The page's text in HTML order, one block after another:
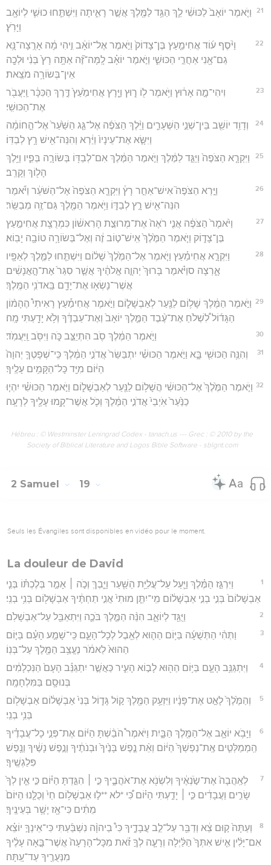
21
וַיֹּ֤אמֶר יוֹאָב֙ לַכּוּשִׁ֔י לֵ֛ךְ הַגֵּ֥ד לַמֶּ֖לֶךְ אֲשֶׁ֣ר רָאִ֑יתָה וַיִּשְׁתַּ֧חוּ כוּשִׁ֛י לְיוֹאָ֖ב
וַיָּרֹֽץ׃
22
וַיֹּ֨סֶף ע֜וֹד אֲחִימַ֤עַץ בֶּן־צָדוֹק֙ וַיֹּ֣אמֶר אֶל־יוֹאָ֔ב וִ֣יהִי מָ֔ה אָרֻֽצָה־נָּ֥א
גַם־אָ֖נִי אַחֲרֵ֣י הַכּוּשִׁ֑י וַיֹּ֣אמֶר יוֹאָ֗ב לָֽמָּה־זֶּ֞ה אַתָּ֥ה רָץ֙ בְּנִ֔י וּלְכָ֖ה
אֵין־בְּשׂוֹרָ֥ה מֹצֵֽאת׃
23
וִיהִי־מָ֣ה אָר֔וּץ וַיֹּ֥אמֶר ל֖וֹ ר֑וּץ וַיָּ֤רָץ אֲחִימַ֙עַץ֙ דֶּ֣רֶךְ הַכִּכָּ֔ר וַֽיַּעֲבֹ֖ר
אֶת־הַכּוּשִֽׁי׃
24
וְדָוִ֥ד יוֹשֵׁ֖ב בֵּין־שְׁנֵ֣י הַשְּׁעָרִ֑ים וַיֵּ֨לֶךְ הַצֹּפֶ֜ה אֶל־גַּ֤ג הַשַּׁ֙עַר֙ אֶל־הַ֣חוֹמָ֔ה
וַיִּשָּׂ֤א אֶת־עֵינָיו֙ וַיַּ֔רְא וְהִנֵּה־אִ֖ישׁ רָ֥ץ לְבַדּֽוֹ׃
25
וַיִּקְרָ֤א הַצֹּפֶה֙ וַיַּגֵּ֣ד לַמֶּ֔לֶךְ וַיֹּ֣אמֶר הַמֶּ֔לֶךְ אִם־לְבַדּ֖וֹ בְּשׂוֹרָ֣ה בְּפִ֑יו וַיֵּ֥לֶךְ
הָל֖וֹךְ וְקָרֵֽב׃
26
וַיַּ֣רְא הַצֹּפֶה֮ אִישׁ־אַחֵ֣ר רָץ֒ וַיִּקְרָ֤א הַצֹּפֶה֙ אֶל־הַשֹּׁעֵ֔ר וַיֹּ֕אמֶר
הִנֵּה־אִ֖ישׁ רָ֣ץ לְבַדּ֑וֹ וַיֹּ֥אמֶר הַמֶּ֖לֶךְ גַּם־זֶ֥ה מְבַשֵּֽׂר׃
27
וַיֹּ֙אמֶר֙ הַצֹּפֶ֔ה אֲנִ֤י רֹאֶה֙ אֶת־מְרוּצַ֣ת הָרִאשׁ֔וֹן כִּמְרֻצַ֖ת אֲחִימַ֣עַץ
בֶּן־צָד֑וֹק וַיֹּ֤אמֶר הַמֶּ֙לֶךְ֙ אִֽישׁ־ט֣וֹב זֶ֔ה וְאֶל־בְּשׂוֹרָ֥ה טוֹבָ֖ה יָבֽוֹא׃
28
וַיִּקְרָ֣א אֲחִימַ֗עַץ וַיֹּ֤אמֶר אֶל־הַמֶּ֙לֶךְ֙ שָׁל֔וֹם וַיִּשְׁתַּ֧חוּ לַמֶּ֛לֶךְ לְאַפָּ֖יו
אָ֑רְצָה סוַיֹּ֗אמֶר בָּרוּךְ֙ יְהוָ֣ה אֱלֹהֶ֔יךָ אֲשֶׁ֤ר סִגַּר֙ אֶת־הָ֣אֲנָשִׁ֔ים
אֲשֶׁר־נָשְׂא֥וּ אֶת־יָדָ֖ם בַּֽאדֹנִ֥י הַמֶּֽלֶךְ׃
29
וַיֹּ֣אמֶר הַמֶּ֔לֶךְ שָׁל֥וֹם לַנַּ֖עַר לְאַבְשָׁל֑וֹם וַיֹּ֣אמֶר אֲחִימַ֡עַץ רָאִיתִי֩ הֶהָמ֨וֹן
הַגָּד֜וֹל לִ֠שְׁלֹחַ אֶת־עֶ֨בֶד הַמֶּ֤לֶךְ יוֹאָב֙ וְאֶת־עַבְדֶּ֔ךָ וְלֹ֥א יָדַ֖עְתִּי מָֽה׃
30 וַיֹּ֣אמֶר הַמֶּ֔לֶךְ סֹ֖ב הִתְיַצֵּ֣ב כֹּ֑ה וַיִּסֹּ֖ב וַֽיַּעֲמֹֽד׃
31
וְהִנֵּ֥ה הַכּוּשִׁ֖י בָּ֑א וַיֹּ֣אמֶר הַכּוּשִׁ֗י יִתְבַּשֵּׂר֙ אֲדֹנִ֣י הַמֶּ֔לֶךְ כִּֽי־שְׁפָטְךָ֤ יְהוָה֙
הַיּ֔וֹם מִיַּ֖ד כָּל־הַקָּמִ֥ים עָלֶֽיךָ׃
32 וַיֹּ֤אמֶר הַמֶּ֙לֶךְ֙ אֶל־הַכּוּשִׁ֔י הֲשָׁל֥וֹם לַנַּ֖עַר לְאַבְשָׁל֑וֹם וַיֹּ֣אמֶר הַכּוּשִׁ֗י יִהְי֤וּ
כַנַּ֙עַר֙ אֹֽיְבֵי֙ אֲדֹנִ֣י הַמֶּ֔לֶךְ וְכֹ֛ל אֲשֶׁר־קָ֥מוּ עָלֶ֖יךָ לְרָעָֽה׃
Hébreu : © Westminster Leningrad Codex - tanach.us --- Grec : © 2010 by the
Society of Biblical Literature and Logos Bible Software - sblgnt.com
2 Samuel 19
Seuls les Évangiles sont disponibles en vidéo pour le moment.
La douleur de David
1
וַיִּרְגַּ֣ז הַמֶּ֗לֶךְ וַיַּ֛עַל עַל־עֲלִיַּ֥ת הַשַּׁ֖עַר וַיֵּ֑בְךְּ וְכֹ֣ה ׀ אָמַ֣ר בְּלֶכְתּ֗וֹ בְּנִ֤י
אַבְשָׁלוֹם֙ בְּנִ֣י בְנִ֣י אַבְשָׁל֔וֹם מִֽי־יִתֵּ֤ן מוּתִי֙ אֲנִ֣י תַחְתֶּ֔יךָ אַבְשָׁל֖וֹם בְּנִ֥י בְנִֽי׃
2 וַיֻּגַּ֖ד לְיוֹאָ֑ב הִנֵּ֨ה הַמֶּ֧לֶךְ בֹּכֶ֛ה וַיִּתְאַבֵּ֖ל עַל־אַבְשָׁלֹֽם׃
3
וַתְּהִ֨י הַתְּשֻׁעָ֜ה בַּיּ֥וֹם הַה֛וּא לְאֵ֖בֶל לְכָל־הָעָ֑ם כִּֽי־שָׁמַ֣ע הָעָ֗ם בַּיּ֤וֹם
הַהוּא֙ לֵאמֹ֔ר נֶעֱצַ֥ב הַמֶּ֖לֶךְ עַל־בְּנֽוֹ׃
4
וַיִּתְגַּנֵּ֥ב הָעָ֛ם בַּיּ֥וֹם הַה֖וּא לָב֣וֹא הָעִ֑יר כַּאֲשֶׁ֣ר יִתְגַּנֵּ֗ב הָעָם֙ הַנִּכְלָמִ֔ים
בְּנוּסָ֖ם בַּמִּלְחָמָֽה׃
5
וְהַמֶּ֙לֶךְ֙ לָאַ֣ט אֶת־פָּנָ֔יו וַיִּזְעַ֥ק הַמֶּ֖לֶךְ ק֣וֹל גָּד֑וֹל בְּנִי֙ אַבְשָׁל֔וֹם אַבְשָׁל֖וֹם
בְּנִ֥י בְנִֽי׃
6
וַיָּבֹ֥א יוֹאָ֛ב אֶל־הַמֶּ֖לֶךְ הַבָּ֑יִת וַיֹּאמֶר֩ הֹבַ֨שְׁתָּ הַיּ֜וֹם אֶת־פְּנֵ֣י כָל־עֲבָדֶ֗יךָ
הַֽמְמַלְּטִ֤ים אֶֽת־נַפְשְׁךָ֙ הַיּ֔וֹם וְאֵ֨ת נֶ֤פֶשׁ בָּנֶ֙יךָ֙ וּבְנֹתֶ֔יךָ וְנֶ֣פֶשׁ נָשֶׁ֔יךָ וְנֶ֖פֶשׁ
פִּלַגְשֶֽׁיךָ׃
7
לְאַֽהֲבָה֙ אֶת־שֹׂ֣נְאֶ֔יךָ וְלִשְׂנֹ֖א אֶת־אֹהֲבֶ֑יךָ כִּ֣י ׀ הִגַּ֣דְתָּ הַיּ֗וֹם כִּ֣י אֵ֤ין לְךָ֙
שָׂרִ֣ים וַעֲבָדִ֔ים כִּ֣י ׀ יָדַ֣עְתִּי הַיּ֗וֹם כִּ֠י *לא **ל֣וּ אַבְשָׁל֥וֹם חַי֙ וְכֻלָּ֤נוּ הַיּוֹם֙
מֵתִ֔ים כִּי־אָ֖ז יָשָׁ֥ר בְּעֵינֶֽיךָ׃
8
וְעַתָּה֙ ק֣וּם צֵ֔א וְדַבֵּ֖ר עַל־לֵ֣ב עֲבָדֶ֑יךָ כִּי֩ בַיהוָ֨ה נִשְׁבַּ֜עְתִּי כִּי־אֵינְךָ֣ יוֹצֵ֗א
אִם־יָלִ֨ין אִ֤ישׁ אִתְּךָ֙ הַלַּ֔יְלָה וְרָעָ֧ה לְךָ֣ זֹ֗את מִכָּל־הָרָעָה֙ אֲשֶׁר־בָּ֣אָה עָלֶ֔יךָ
מִנְּעֻרֶ֖יךָ עַד־עָֽתָּה׃